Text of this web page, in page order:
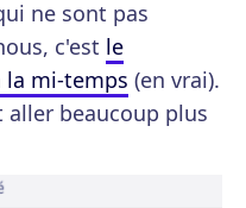
ne sont pas
c'est le
la mi-temps (en vrai).
aller beaucoup plus